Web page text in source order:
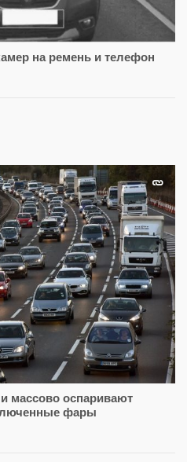
на ремень и телефон
массово оспаривают
фары